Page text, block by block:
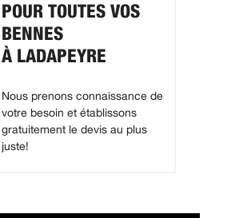
POUR TOUTES VOS
BENNES
À LADAPEYRE
Nous prenons connaissance de
votre besoin et établissons
gratuitement le devis au plus
juste!